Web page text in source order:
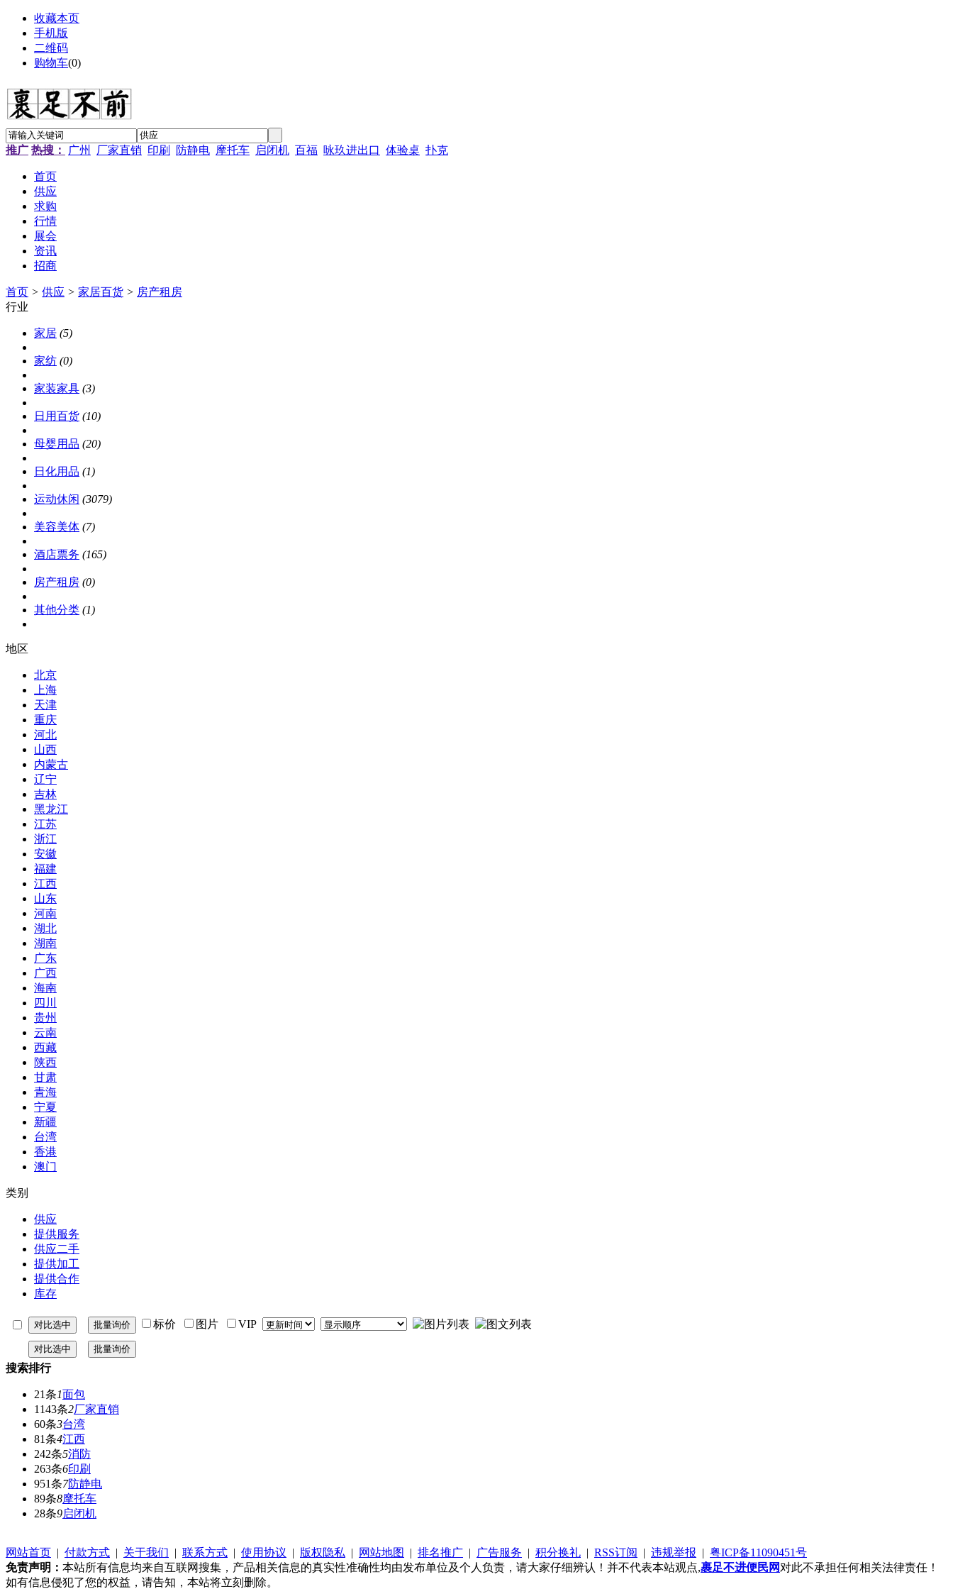
收藏本页
手机版
二维码
购物车(0)
推广 热搜： 广州 厂家直销 印刷 防静电 摩托车 启闭机 百福 咏玖进出口 体验桌 扑克
首页
供应
求购
行情
展会
资讯
招商
首页 > 供应 > 家居百货 > 房产租房
行业
家居 (5)
家纺 (0)
家装家具 (3)
日用百货 (10)
母婴用品 (20)
日化用品 (1)
运动休闲 (3079)
美容美体 (7)
酒店票务 (165)
房产租房 (0)
其他分类 (1)
地区
北京
上海
天津
重庆
河北
山西
内蒙古
辽宁
吉林
黑龙江
江苏
浙江
安徽
福建
江西
山东
河南
湖北
湖南
广东
广西
海南
四川
贵州
云南
西藏
陕西
甘肃
青海
宁夏
新疆
台湾
香港
澳门
类别
供应
提供服务
供应二手
提供加工
提供合作
库存
标价 图片 VIP
搜索排行
21条1面包
1143条2厂家直销
60条3台湾
81条4江西
242条5消防
263条6印刷
951条7防静电
89条8摩托车
28条9启闭机
网站首页 | 付款方式 | 关于我们 | 联系方式 | 使用协议 | 版权隐私 | 网站地图 | 排名推广 | 广告服务 | 积分换礼 | RSS订阅 | 违规举报 | 粤ICP备11090451号
免责声明： 本站所有信息均来自互联网搜集，产品相关信息的真实性准确性均由发布单位及个人负责，请大家仔细辨认！并不代表本站观点,裹足不进便民网对此不承担任何相关法律责任！
如有信息侵犯了您的权益，请告知，本站将立刻删除。